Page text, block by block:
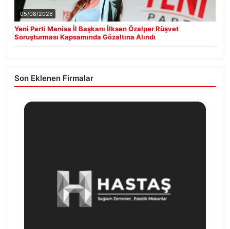
05/08/2026
Yeni Parti Manisa İl Başkanı İlksen Özalper Rüşvet
Soruşturması Kapsamında Gözaltına Alındı
Son Eklenen Firmalar